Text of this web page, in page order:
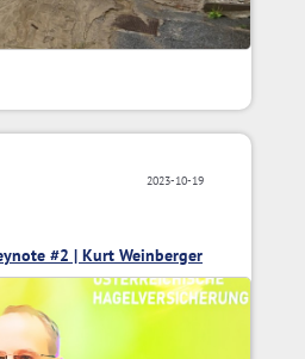
2023-10-19
#2 | Kurt Weinberger